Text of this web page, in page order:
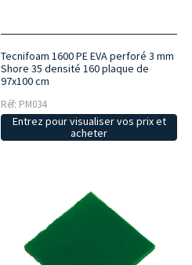
Tecnifoam 1600 PE EVA perforé 3 mm
Shore 35 densité 160 plaque de
97x100 cm
Réf: PM034
Entrez pour visualiser vos prix et
acheter